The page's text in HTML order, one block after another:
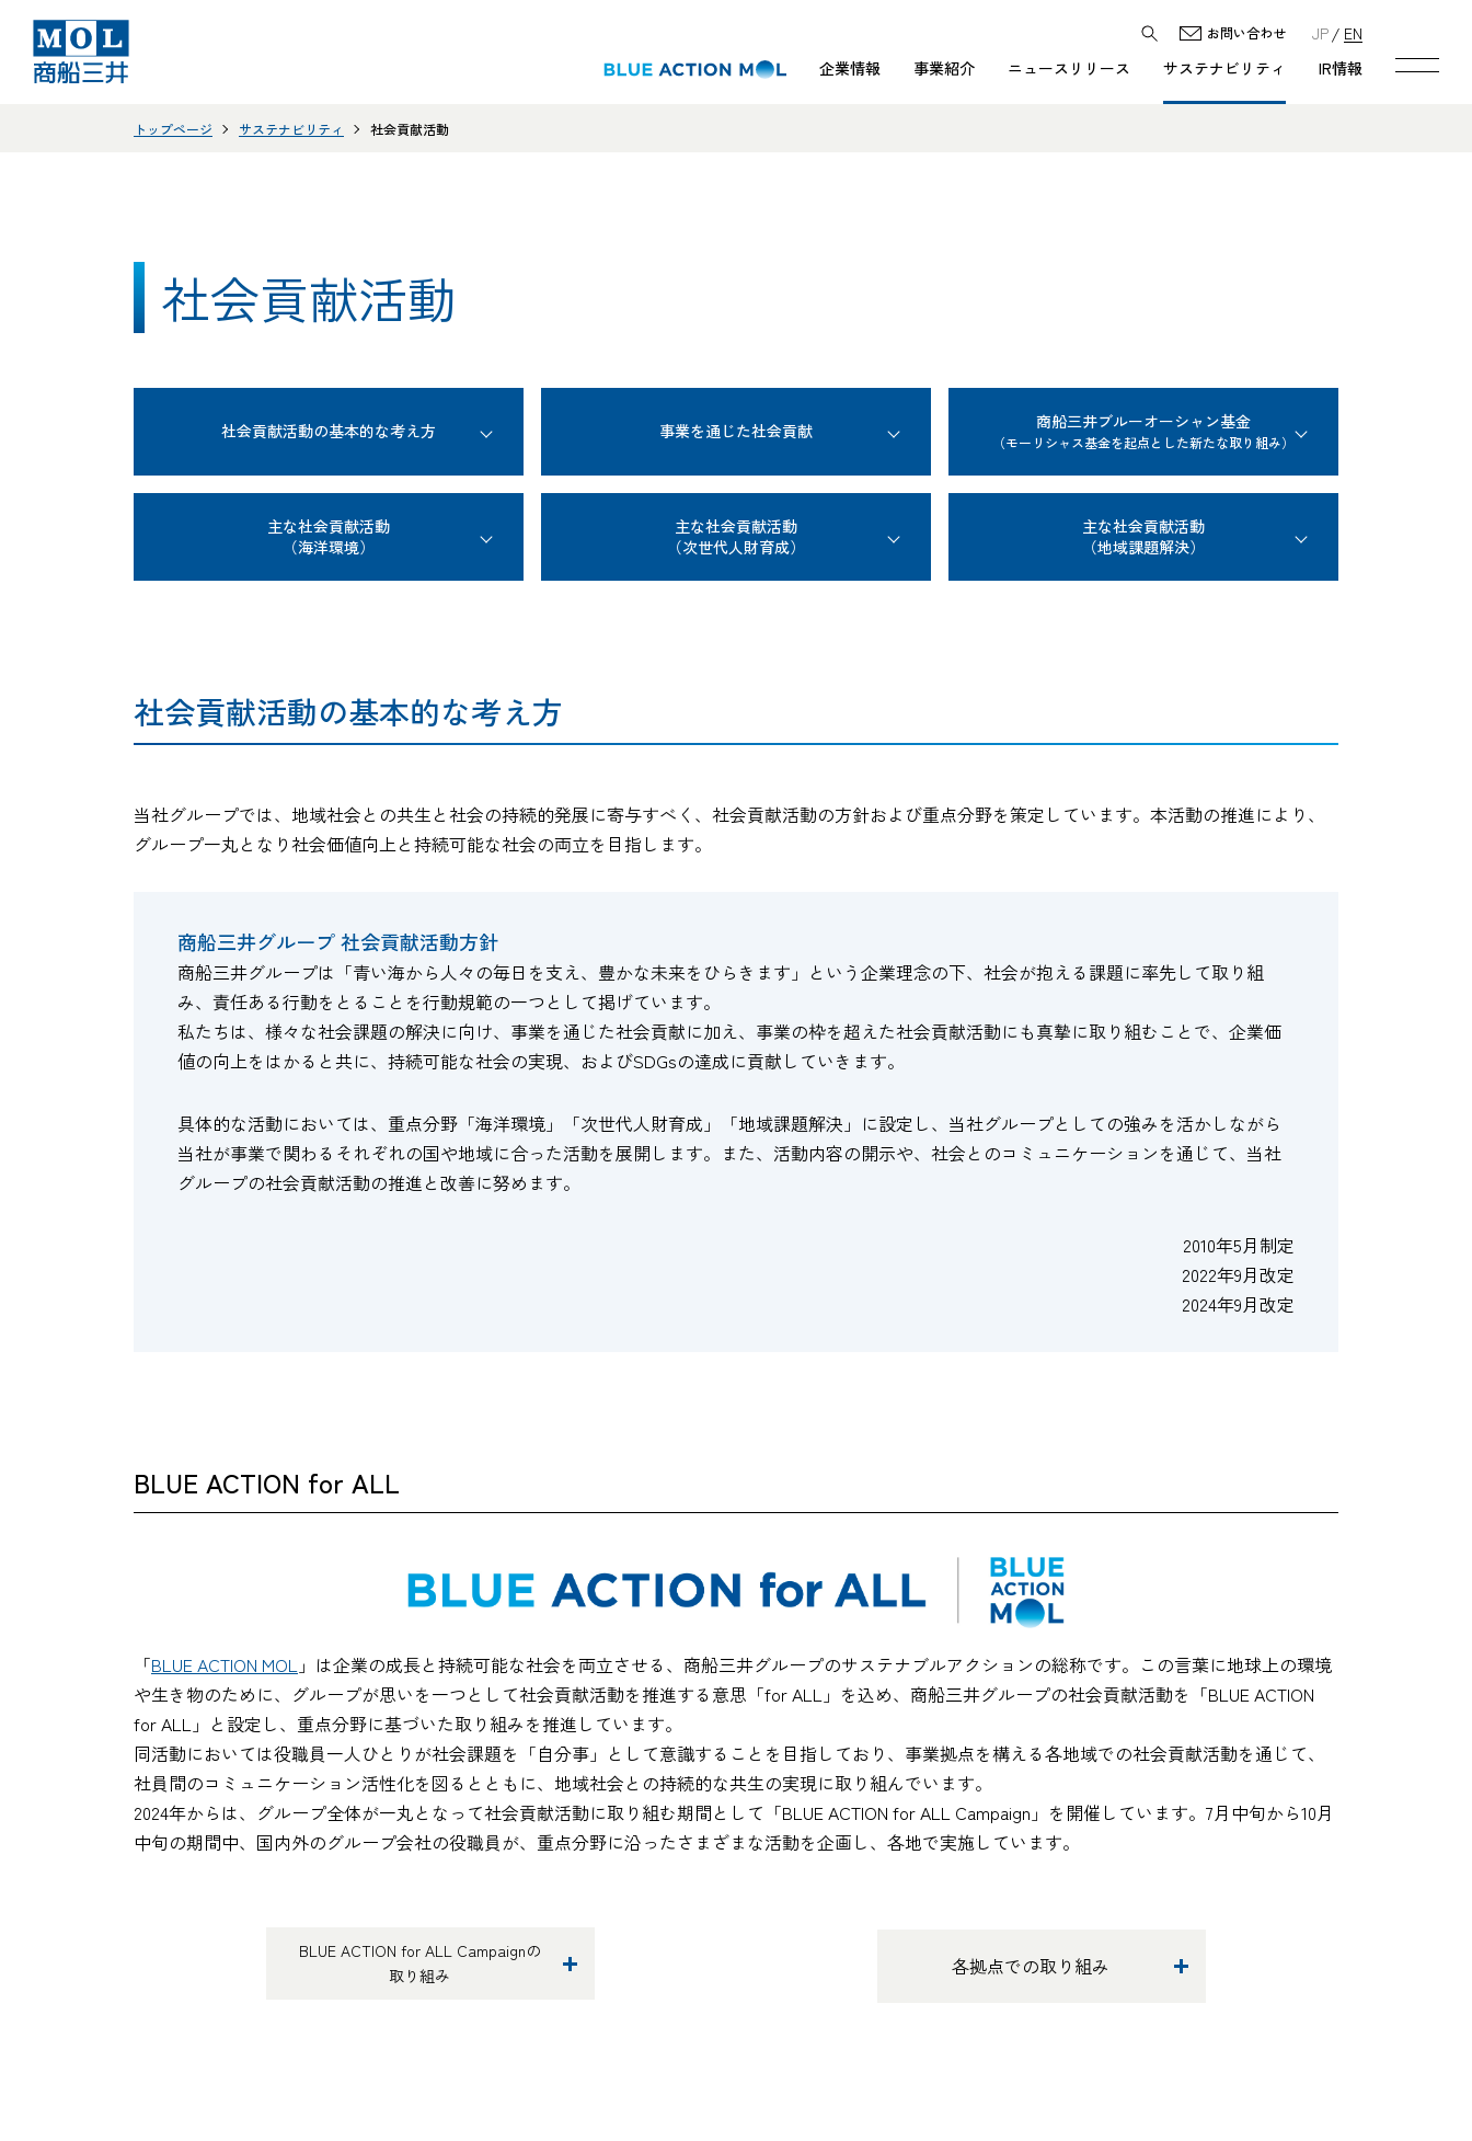
企業情報 事業紹介 ニュースリリース サステナビリティ IR情報
お問い合わせ JP EN
トップページ サステナビリティ 社会貢献活動
社会貢献活動
社会貢献活動の基本的な考え方 事業を通じた社会貢献 商船三井ブルーオーシャン基金
（モーリシャス基金を起点とした新たな取り組み）
主な社会貢献活動
（海洋環境）
主な社会貢献活動
（次世代人財育成）
主な社会貢献活動
（地域課題解決）
社会貢献活動の基本的な考え方
当社グループでは、地域社会との共生と社会の持続的発展に寄与すべく、社会貢献活動の方針および重点分野を策定しています。本活動の推進により、
グループ一丸となり社会価値向上と持続可能な社会の両立を目指します。
商船三井グループ 社会貢献活動方針
商船三井グループは「青い海から人々の毎日を支え、豊かな未来をひらきます」という企業理念の下、社会が抱える課題に率先して取り組
み、責任ある行動をとることを行動規範の一つとして掲げています。
私たちは、様々な社会課題の解決に向け、事業を通じた社会貢献に加え、事業の枠を超えた社会貢献活動にも真摯に取り組むことで、企業価
値の向上をはかると共に、持続可能な社会の実現、およびSDGsの達成に貢献していきます。
具体的な活動においては、重点分野「海洋環境」「次世代人財育成」「地域課題解決」に設定し、当社グループとしての強みを活かしながら
当社が事業で関わるそれぞれの国や地域に合った活動を展開します。また、活動内容の開示や、社会とのコミュニケーションを通じて、当社
グループの社会貢献活動の推進と改善に努めます。
2010年5月制定
2022年9月改定
2024年9月改定
BLUE ACTION for ALL
「BLUE ACTION MOL 」は企業の成長と持続可能な社会を両立させる、商船三井グループのサステナブルアクションの総称です。この言葉に地球上の環境
や生き物のために、グループが思いを一つとして社会貢献活動を推進する意思「for ALL」を込め、商船三井グループの社会貢献活動を「BLUE ACTION
for ALL」と設定し、重点分野に基づいた取り組みを推進しています。
同活動においては役職員一人ひとりが社会課題を「自分事」として意識することを目指しており、事業拠点を構える各地域での社会貢献活動を通じて、
社員間のコミュニケーション活性化を図るとともに、地域社会との持続的な共生の実現に取り組んでいます。
2024年からは、グループ全体が一丸となって社会貢献活動に取り組む期間として「BLUE ACTION for ALL Campaign」を開催しています。7月中旬から10月
中旬の期間中、国内外のグループ会社の役職員が、重点分野に沿ったさまざまな活動を企画し、各地で実施しています。
BLUE ACTION for ALL Campaignの
取り組み
各拠点での取り組み